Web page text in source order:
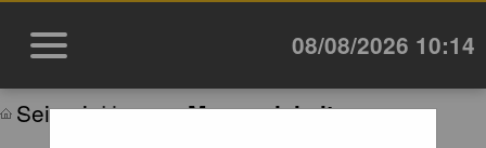
08/08/2026 10:14
Sei qui: Home»Mappa del sito